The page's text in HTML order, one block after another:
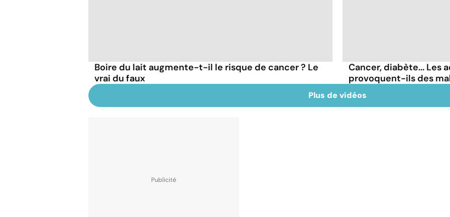
Boire du lait augmente-t-il le risque de cancer ? Le
vrai du faux
Cancer, diabète... Les
provoquent-ils des
Plus de vidéos